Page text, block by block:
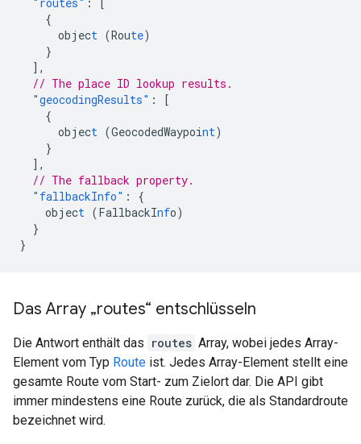
{
object (Route)
}
],
// The place ID lookup results.
"geocodingResults" :
[
{
object (GeocodedWaypoint)
}
],
// The fallback property.
"fallbackInfo" :
{
object (FallbackInfo)
}
}
Das Array „routes“ entschlüsseln
Die Antwort enthält das routes Array, wobei jedes Array-
Element vom Typ Route ist. Jedes Array-Element stellt eine
gesamte Route vom Start- zum Zielort dar. Die API gibt
immer mindestens eine Route zurück, die als Standardroute
bezeichnet wird.